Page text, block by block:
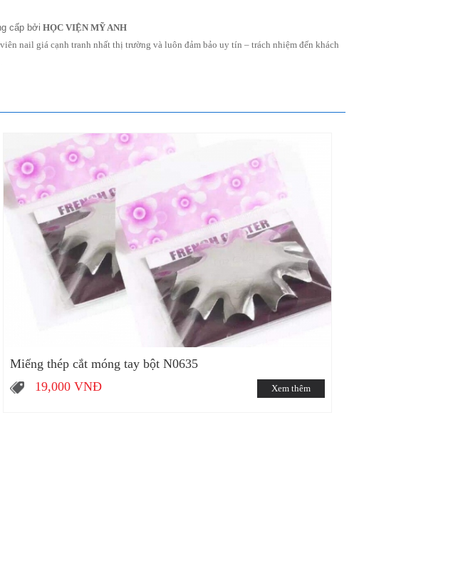
cấp bởi HỌC VIỆN MỸ ANH
nail giá cạnh tranh nhất thị trường và luôn đảm bảo uy tín – trách nhiệm đến khách
Miếng thép cắt móng tay bột N0635
19,000 VNĐ Xem thêm